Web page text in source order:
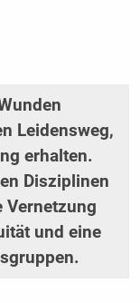
Leidensweg,
erhalten.
Disziplinen
Vernetzung
und eine